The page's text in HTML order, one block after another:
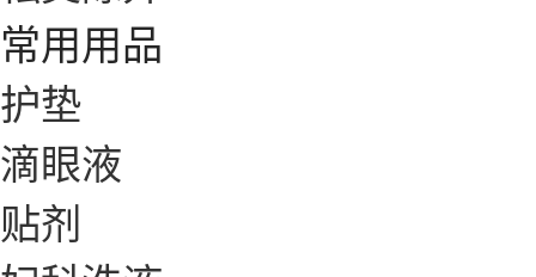
常用用品
护垫
滴眼液
贴剂